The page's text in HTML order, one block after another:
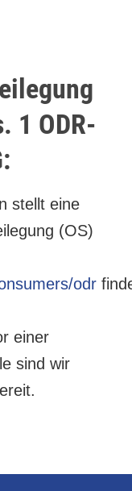
1 ODR-
stellt eine
(OS)
odr
einer
sind wir